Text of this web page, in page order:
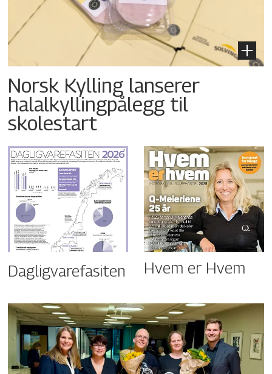
Norsk Kylling lanserer
halalkyllingpålegg til
skolestart
Dagligvarefasiten Hvem er Hvem